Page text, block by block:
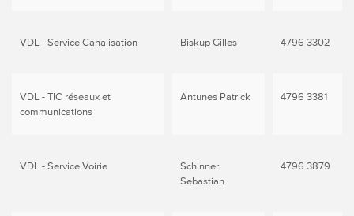
VDL - Service Canalisation Biskup Gilles 4796 3302
VDL - TIC réseaux et
communications
Antunes Patrick 4796 3381
VDL - Service Voirie
Schinner
Sebastian
4796 3879